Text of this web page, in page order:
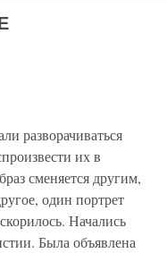
разворачиваться
их в
сменяется другим,
один портрет
Начались
Была объявлена